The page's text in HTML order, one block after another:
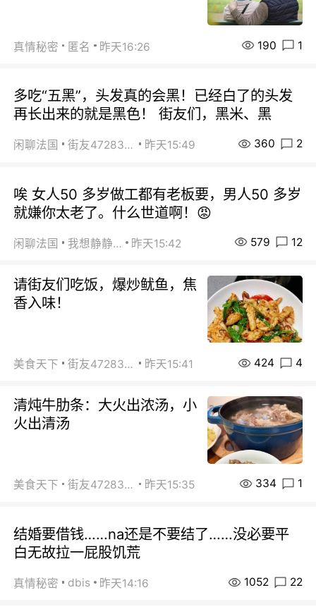
真情秘密 匿名 昨天16:26 190 1
多吃“五黑”，头发真的会黑！已经白了的头发
再长出来的就是黑色！ 街友们，黑米、黑
闲聊法国 街友472838572 昨天15:49 360 2
唉 女人50 多岁做工都有老板要，男人50 多岁
就嫌你太老了。什么世道啊！😡
闲聊法国 我想静静… 昨天15:42 579 12
请街友们吃饭，爆炒鱿鱼，焦
香入味！
美食天下 街友472838572 昨天15:41 424 4
清炖牛肋条：大火出浓汤，小
火出清汤
美食天下 街友472838572 昨天15:35 334 1
结婚要借钱……na还是不要结了……没必要平
白无故拉一屁股饥荒
真情秘密 dbis 昨天14:16 1052 22